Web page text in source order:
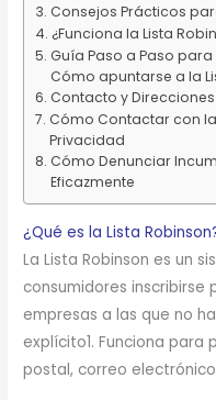
Consejos Prácticos
¿Funciona la Lista
Guía Paso a Paso para
Cómo apuntarse a la
Contacto y
Cómo Contactar con
Privacidad
Cómo Denunciar
Eficazmente
¿Qué es la Lista
La Lista Robinson es un
consumidores inscribirse
empresas a las que no
explícito1. Funciona
postal, correo electrónico